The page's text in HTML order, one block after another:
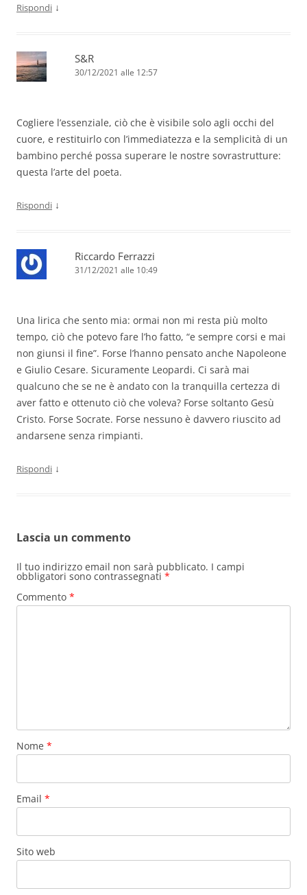
Rispondi ↓
S&R
30/12/2021 alle 12:57
Cogliere l’essenziale, ciò che è visibile solo agli occhi del
cuore, e restituirlo con l’immediatezza e la semplicità di un
bambino perché possa superare le nostre sovrastrutture:
questa l’arte del poeta.
Rispondi ↓
Riccardo Ferrazzi
31/12/2021 alle 10:49
Una lirica che sento mia: ormai non mi resta più molto
tempo, ciò che potevo fare l’ho fatto, “e sempre corsi e mai
non giunsi il fine”. Forse l’hanno pensato anche Napoleone
e Giulio Cesare. Sicuramente Leopardi. Ci sarà mai
qualcuno che se ne è andato con la tranquilla certezza di
aver fatto e ottenuto ciò che voleva? Forse soltanto Gesù
Cristo. Forse Socrate. Forse nessuno è davvero riuscito ad
andarsene senza rimpianti.
Rispondi ↓
Lascia un commento
Il tuo indirizzo email non sarà pubblicato. I campi
obbligatori sono contrassegnati *
Commento *
Nome *
Email *
Sito web